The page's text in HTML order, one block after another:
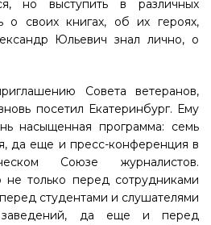
но выступить в различных
о своих книгах, об их героях,
Юльевич знал лично, о
Совета ветеранов,
посетил Екатеринбург. Ему
насыщенная программа: семь
да еще и пресс-конференция в
Союзе журналистов.
только перед сотрудниками
студентами и слушателями
заведений, да еще и перед